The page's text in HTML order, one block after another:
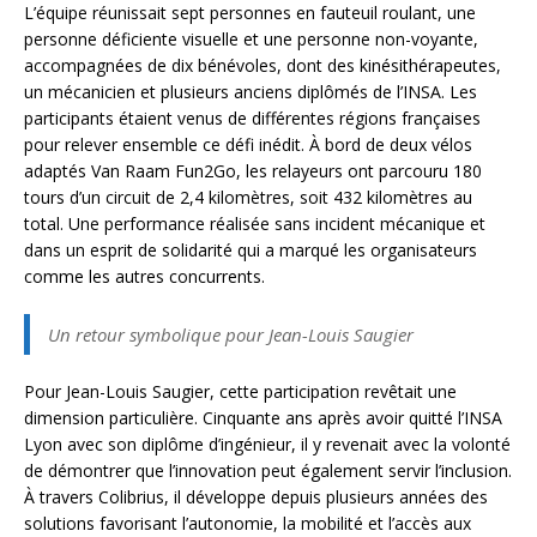
L’équipe réunissait sept personnes en fauteuil roulant, une
personne déficiente visuelle et une personne non-voyante,
accompagnées de dix bénévoles, dont des kinésithérapeutes,
un mécanicien et plusieurs anciens diplômés de l’INSA. Les
participants étaient venus de différentes régions françaises
pour relever ensemble ce défi inédit. À bord de deux vélos
adaptés Van Raam Fun2Go, les relayeurs ont parcouru 180
tours d’un circuit de 2,4 kilomètres, soit 432 kilomètres au
total. Une performance réalisée sans incident mécanique et
dans un esprit de solidarité qui a marqué les organisateurs
comme les autres concurrents.
Un retour symbolique pour Jean-Louis Saugier
Pour Jean-Louis Saugier, cette participation revêtait une
dimension particulière. Cinquante ans après avoir quitté l’INSA
Lyon avec son diplôme d’ingénieur, il y revenait avec la volonté
de démontrer que l’innovation peut également servir l’inclusion.
À travers Colibrius, il développe depuis plusieurs années des
solutions favorisant l’autonomie, la mobilité et l’accès aux